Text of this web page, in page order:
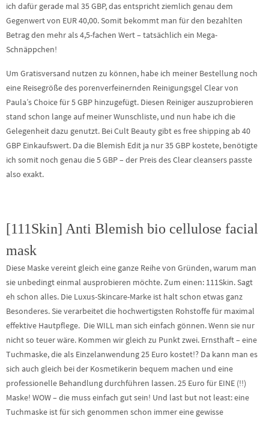
ich dafür gerade mal 35 GBP, das entspricht ziemlich genau dem
Gegenwert von EUR 40,00. Somit bekommt man für den bezahlten
Betrag den mehr als 4,5-fachen Wert – tatsächlich ein Mega-
Schnäppchen!
Um Gratisversand nutzen zu können, habe ich meiner Bestellung noch
eine Reisegröße des porenverfeinernden Reinigungsgel Clear von
Paula’s Choice für 5 GBP hinzugefügt. Diesen Reiniger auszuprobieren
stand schon lange auf meiner Wunschliste, und nun habe ich die
Gelegenheit dazu genutzt. Bei Cult Beauty gibt es free shipping ab 40
GBP Einkaufswert. Da die Blemish Edit ja nur 35 GBP kostete, benötigte
ich somit noch genau die 5 GBP – der Preis des Clear cleansers passte
also exakt.
[111Skin] Anti Blemish bio cellulose facial
mask
Diese Maske vereint gleich eine ganze Reihe von Gründen, warum man
sie unbedingt einmal ausprobieren möchte. Zum einen: 111Skin. Sagt
eh schon alles. Die Luxus-Skincare-Marke ist halt schon etwas ganz
Besonderes. Sie verarbeitet die hochwertigsten Rohstoffe für maximal
effektive Hautpflege. Die WILL man sich einfach gönnen. Wenn sie nur
nicht so teuer wäre. Kommen wir gleich zu Punkt zwei. Ernsthaft – eine
Tuchmaske, die als Einzelanwendung 25 Euro kostet!? Da kann man es
sich auch gleich bei der Kosmetikerin bequem machen und eine
professionelle Behandlung durchführen lassen. 25 Euro für EINE (!!)
Maske! WOW – die muss einfach gut sein! Und last but not least: eine
Tuchmaske ist für sich genommen schon immer eine gewisse